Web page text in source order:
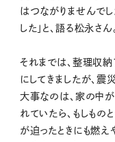
はつながりませんで
した」と、語る松永さん
それまでは、整理収納
にしてきましたが、
大事なのは、家の中が
れていたら、もしもの
が迫ったときにも燃え